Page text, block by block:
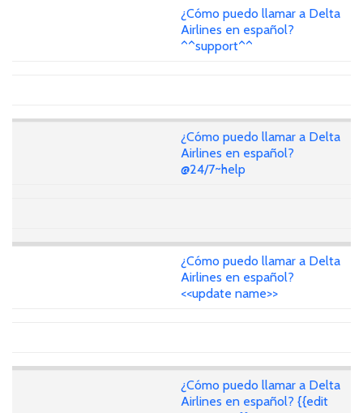
¿Cómo puedo llamar a Delta
Airlines en español?
^^support^^
¿Cómo puedo llamar a Delta
Airlines en español?
@24/7~help
¿Cómo puedo llamar a Delta
Airlines en español?
<<update name>>
¿Cómo puedo llamar a Delta
Airlines en español? {{edit